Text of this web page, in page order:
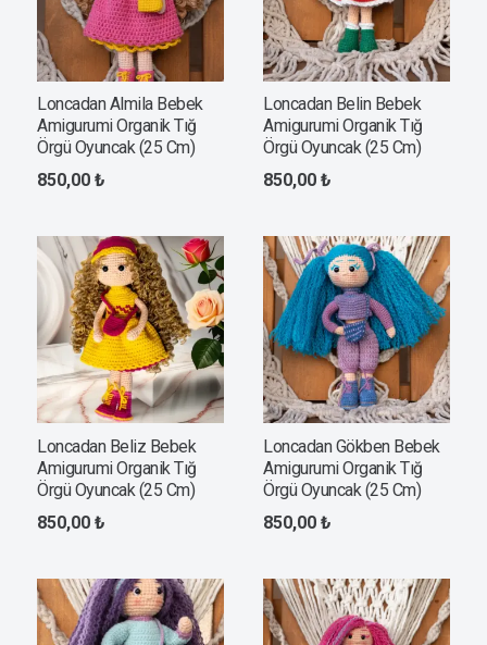
Loncadan Almila Bebek
Amigurumi Organik Tığ
Örgü Oyuncak (25 Cm)
850,00 ₺
Loncadan Belin Bebek
Amigurumi Organik Tığ
Örgü Oyuncak (25 Cm)
850,00 ₺
Loncadan Beliz Bebek
Amigurumi Organik Tığ
Örgü Oyuncak (25 Cm)
850,00 ₺
Loncadan Gökben Bebek
Amigurumi Organik Tığ
Örgü Oyuncak (25 Cm)
850,00 ₺